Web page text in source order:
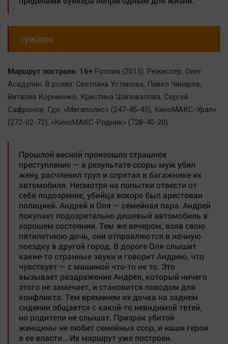
ужасы
Маршрут построен. 16+ Россия (2015). Режиссер: Олег
Асадулин. В ролях: Светлана Устинова, Павел Чинарёв,
Виталия Корниенко, Кристина Шаповалова, Сергей
Сафронов. Где: «Мегаполис» (247-45-45), КиноМАКС-Урал»
(272-02-72), «КиноМАКС-Родник» (728-40-20).
Прошлой весной произошло страшное
преступление — в результате ссоры муж убил
жену, расчленил труп и спрятал в багажнике их
автомобиля. Несмотря на попытки отвести от
себя подозрение, убийца вскоре был арестован
полицией. Андрей и Оля — семейная пара. Андрей
покупает подозрительно дешевый автомобиль в
хорошем состоянии. Тем же вечером, взяв свою
пятилетнюю дочь, они отправляются в ночную
поездку в другой город. В дороге Оля слышит
какие-то странные звуки и говорит Андрею, что
чувствует — с машиной что-то не то. Это
вызывает раздражение Андрея, который ничего
этого не замечает, и становится поводом для
конфликта. Тем временем их дочка на заднем
сидении общается с какой-то невидимой тетей,
но родители не слышат. Призрак убитой
женщины не любит семейных ссор, и наши герои
в ее власти… Их маршрут уже построен.